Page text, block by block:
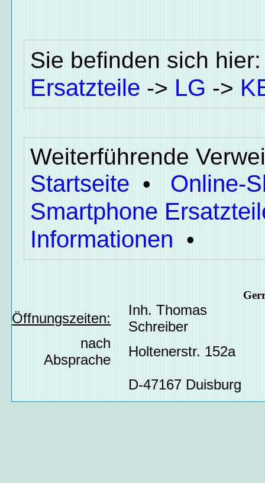
Sie befinden sich
Ersatzteile -> LG ->
Weiterführende
Startseite • Online-
Smartphone
Informationen •
Öffnungszeiten:
Inh. Thomas
Schreiber
nach
Absprache
Holtenerstr. 152a
D-47167 Duisburg